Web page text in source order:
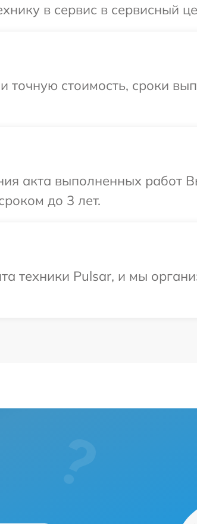
в сервис в сервисный
точную стоимость, сроки
акта выполненных работ
до 3 лет.
техники Pulsar, и мы